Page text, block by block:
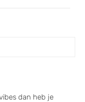
dan heb je